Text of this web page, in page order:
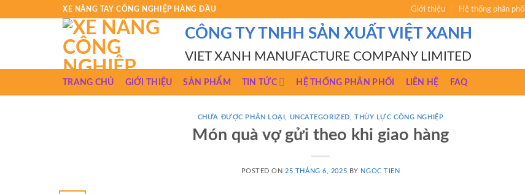
XE NÂNG TAY CÔNG NGHIỆP HÀNG ĐẦU Giới thiệu Hệ thống phân
CÔNG TY TNHH SẢN XUẤT VIỆT XANH
VIET XANH MANUFACTURE COMPANY LIMITED
TRANG CHỦ GIỚI THIỆU SẢN PHẨM TIN TỨC HỆ THỐNG PHÂN PHỐI LIÊN HỆ FAQ
CHƯA ĐƯỢC PHÂN LOẠI UNCATEGORIZED THỦY LỰC CÔNG NGHIỆP
Món quà vợ gửi theo khi giao hàng
POSTED ON 25 THÁNG 6, 2025 BY NGOC TIEN